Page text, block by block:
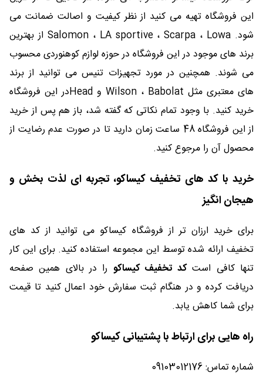
این فروشگاه تهیه می کنید از نظر کیفیت و اصالت ضمانت می
شود. Salomon ، LA sportive ، Scarpa ، Lowa از بهترین
برند های موجود در این فروشگاه در حوزه لوازم کوهنوردی محسوب
می شوند. همچنین در مورد تجهیزات تنیس می توانید از برند
های معتبری مثل Wilson ، Babolat و Headدر این فروشگاه
خرید کنید. با وجود تمام نکاتی که گفته شد، باز هم پس از خرید
از این فروشگاه 48 ساعت زمان دارید تا در صورت عدم رضایت از
محصول آن را مرجوع کنید.
خرید با کد های تخفیف کیساکو، تجربه ای لذت بخش و
هیجان انگیز
برای خرید ارزان تر از فروشگاه کیساکو می توانید از کد های
تخفیف ارائه شده توسط این مجموعه استفاده کنید. برای این کار
تنها کافی استکد تخفیف کیساکو را در بالای همین صفحه
دریافت کرده و در هنگام ثبت سفارش خود اعمال کنید تا قیمت
برای شما کاهش یابد.
راه هایی برای ارتباط با پشتیبانی کیساکو
شماره تماس: 09103012176